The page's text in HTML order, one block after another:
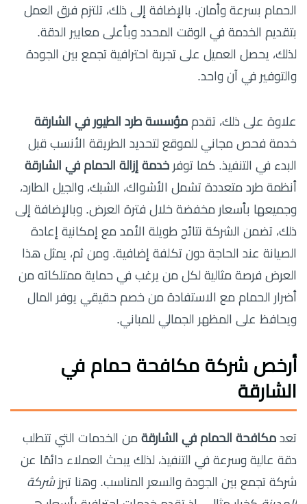
الحمام بسرعة وأمان. بالإضافة إلى ذلك، تلتزم فرق العمل
بتقديم الخدمة في الوقت المحدد وبأعلى معايير الدقة.
لذلك، يحصل العميل على تجربة احترافية تجمع بين الجودة
والتوفير في آن واحد.
علاوة على ذلك، تقدم مؤسسة طرد الطيور في الشارقة
خدمة فحص مجاني للموقع لتحديد الطريقة الأنسب قبل
البدء في التنفيذ. كما توفر خدمة إزالة الحمام في الشارقة
أنظمة طرد متعددة تشمل الأشواك، الشبك، والجيل الطارد،
وجميعها بأسعار مخفضة خلال فترة العرض. وبالإضافة إلى
ذلك، تضمن الشركة نتائج طويلة الأمد مع إمكانية إعادة
الصيانة عند الحاجة دون تكلفة إضافية. ومن ثم، يمثل هذا
العرض فرصة مثالية لكل من يرغب في حماية ممتلكاته من
أضرار الحمام مع الاستفادة من خصم حقيقي يوفر المال
ويحافظ على المظهر الجمالي للمباني.
أرخص شركة مكافحة حمام في
الشارقة
تعد مكافحة الحمام في الشارقة من الخدمات التي تتطلب
دقة عالية وسرعة في التنفيذ، لذلك يبحث العملاء دائمًا عن
شركة تجمع بين الجودة والسعر المناسب. وهنا تبرزشركة